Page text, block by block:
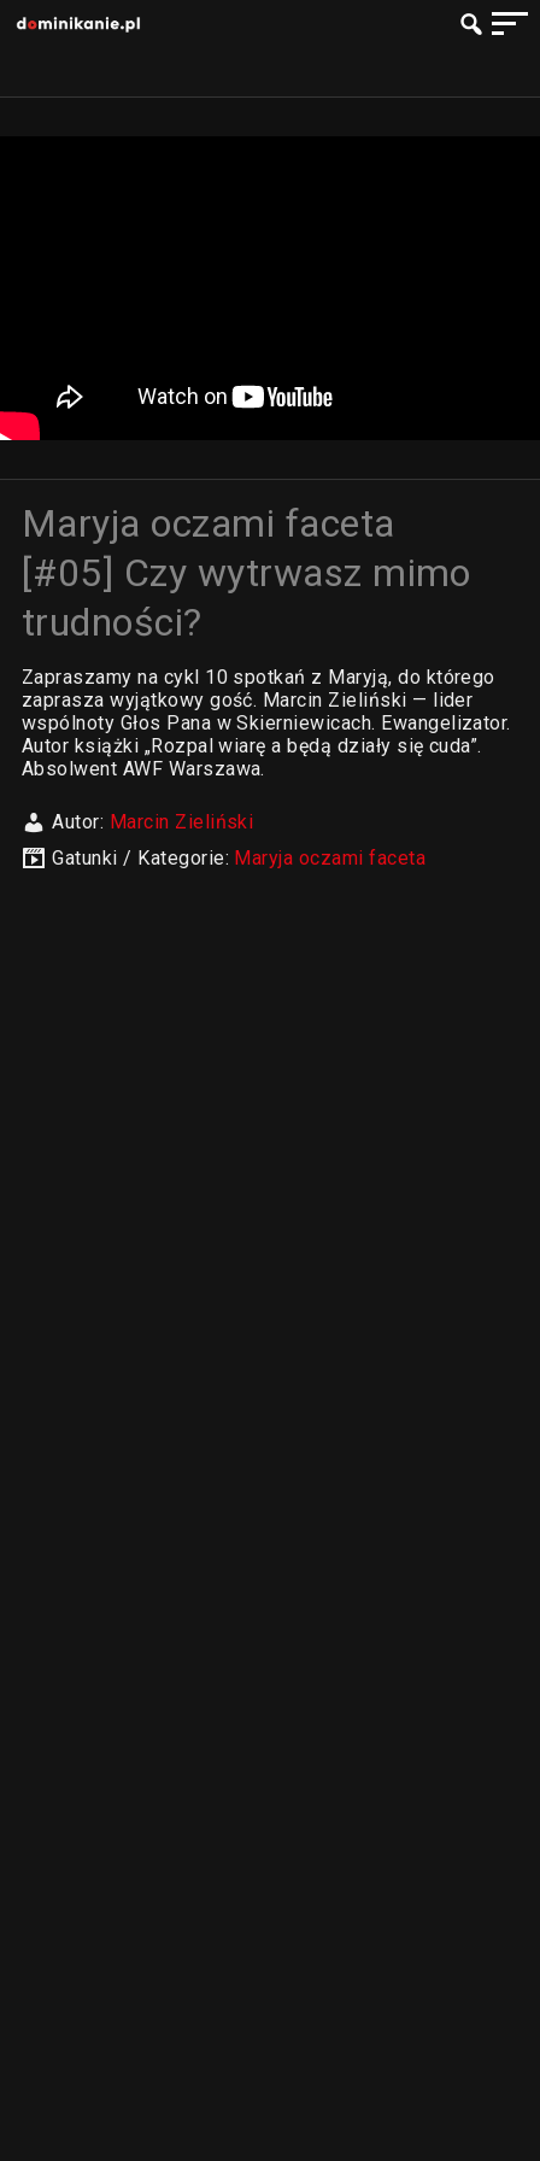
Maryja oczami faceta
[#05] Czy wytrwasz mimo
trudności?
Zapraszamy na cykl 10 spotkań z Maryją, do którego
zaprasza wyjątkowy gość. Marcin Zieliński — lider
wspólnoty Głos Pana w Skierniewicach. Ewangelizator.
Autor książki „Rozpal wiarę a będą działy się cuda”.
Absolwent AWF Warszawa.
Autor: Marcin Zieliński
Gatunki / Kategorie: Maryja oczami faceta